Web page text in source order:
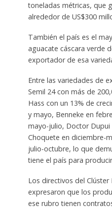
toneladas métricas, que
alrededor de US$300
También el país es el
aguacate cáscara verde
exportador de esa
Entre las variedades de
Semil 24 con más de
Hass con un 13% de
y mayo, Benneke en
mayo-julio, Doctor Dupui
Choquete en diciembre-
julio-octubre, lo que
tiene el país para
Los directivos del
expresaron que los
ese rubro tienen